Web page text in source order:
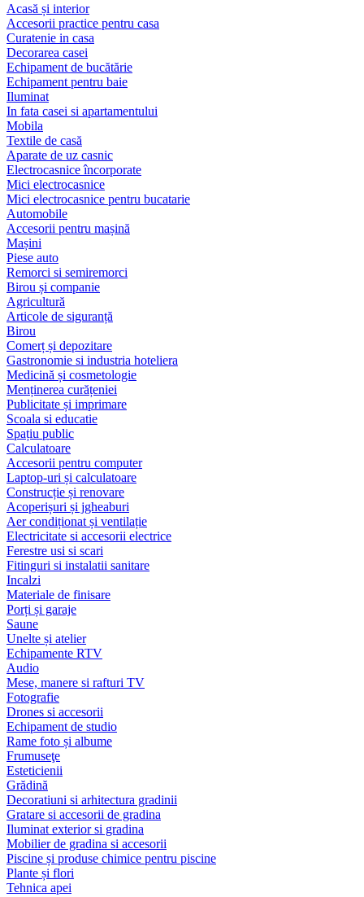
Acasă și interior
Accesorii practice pentru casa
Curatenie in casa
Decorarea casei
Echipament de bucătărie
Echipament pentru baie
Iluminat
In fata casei si apartamentului
Mobila
Textile de casă
Aparate de uz casnic
Electrocasnice încorporate
Mici electrocasnice
Mici electrocasnice pentru bucatarie
Automobile
Accesorii pentru mașină
Mașini
Piese auto
Remorci si semiremorci
Birou și companie
Agricultură
Articole de siguranță
Birou
Comerț și depozitare
Gastronomie si industria hoteliera
Medicină și cosmetologie
Menținerea curățeniei
Publicitate și imprimare
Scoala si educatie
Spațiu public
Calculatoare
Accesorii pentru computer
Laptop-uri și calculatoare
Construcție și renovare
Acoperișuri și jgheaburi
Aer condiționat și ventilație
Electricitate si accesorii electrice
Ferestre usi si scari
Fitinguri si instalatii sanitare
Incalzi
Materiale de finisare
Porți și garaje
Saune
Unelte și atelier
Echipamente RTV
Audio
Mese, manere si rafturi TV
Fotografie
Drones si accesorii
Echipament de studio
Rame foto și albume
Frumuseţe
Esteticienii
Grădină
Decoratiuni si arhitectura gradinii
Gratare si accesorii de gradina
Iluminat exterior si gradina
Mobilier de gradina si accesorii
Piscine și produse chimice pentru piscine
Plante și flori
Tehnica apei